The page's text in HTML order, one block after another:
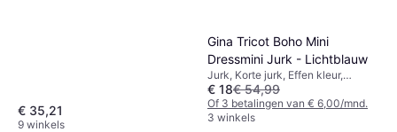
€ 35,21
9 winkels
Gina Tricot Boho Mini
Dressmini Jurk - Lichtblauw
Jurk, Korte jurk, Effen kleur,
Materiaal: Polyamide
€ 18€ 54,99
Of 3 betalingen van € 6,00/mnd.
3 winkels